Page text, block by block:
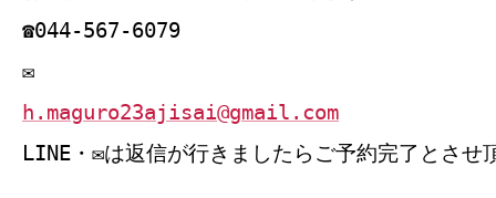
☎044‐567‐6079
✉
h.maguro23ajisai@gmail.com
LINE・✉は返信が行きましたらご予約完了とさせ